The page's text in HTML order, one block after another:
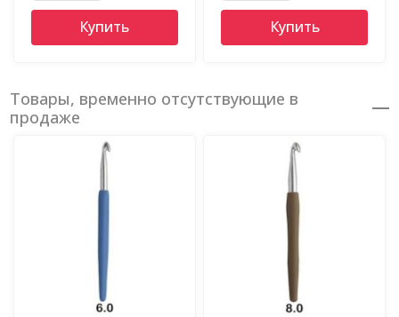
Купить Купить
Товары, временно отсутствующие в
продаже